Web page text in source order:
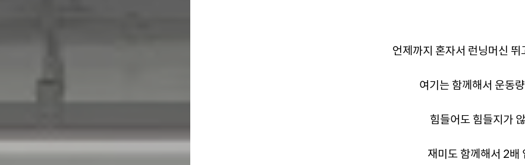
언제까지 혼자서 런닝머신
여기는 함께해서 운동
힘들어도 힘들지가
재미도 함께해서 2배